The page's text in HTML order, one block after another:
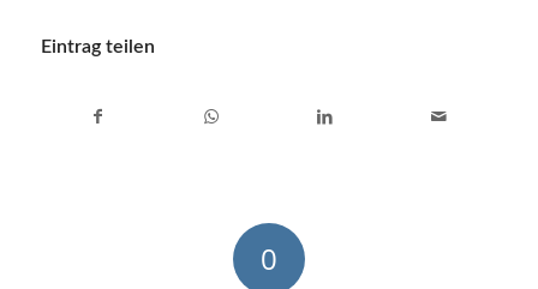
Eintrag teilen
0